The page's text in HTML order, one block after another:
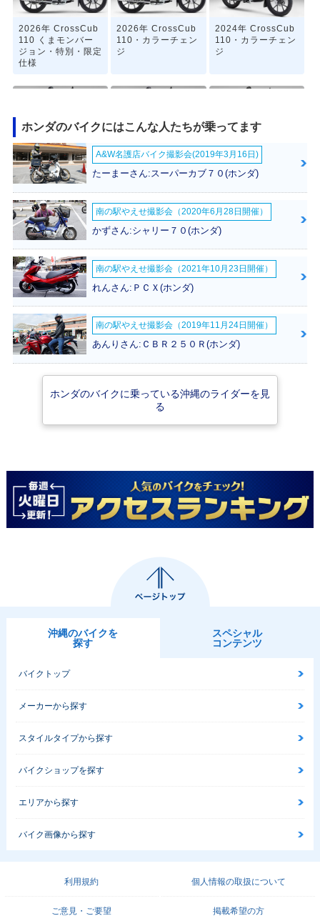
2026年 CrossCub
110 くまモンバー
ジョン・特別・限定
仕様
2026年 CrossCub
110・カラーチェン
ジ
2024年 CrossCub
110・カラーチェン
ジ
2022年 CrossCub
110 くまモンバー
ジョン・特別・限定
仕様
2022年 CrossCub
110・マイナーチェ
ンジ
2021年 CrossCub
110・特別・限定仕
様
2020年 CrossCub
110 くまモンバー
ジョン・特別・限定
仕様
2020年 CrossCub
110・マイナーチェ
ンジ
2019年 CrossCub
110・カラーチェン
ジ
ジョン・特別・限定
仕様
ェンジ
2013年 CROSS C
ub・新登場
ホンダのバイクにはこんな人たちが乗ってます
A&W名護店バイク撮影会(2019年3月16日)
たーまーさん:スーパーカブ７０(ホンダ)
南の駅やえせ撮影会（2020年6月28日開催）
かずさん:シャリー７０(ホンダ)
南の駅やえせ撮影会（2021年10月23日開催）
れんさん:ＰＣＸ(ホンダ)
南の駅やえせ撮影会（2019年11月24日開催）
あんりさん:ＣＢＲ２５０Ｒ(ホンダ)
ホンダのバイクに乗っている沖縄のライダーを見
る
沖縄のバイクを
探す
スペシャル
コンテンツ
バイクトップ
メーカーから探す
スタイルタイプから探す
バイクショップを探す
エリアから探す
バイク画像から探す
利用規約 個人情報の取扱について
ご意見・ご要望 掲載希望の方